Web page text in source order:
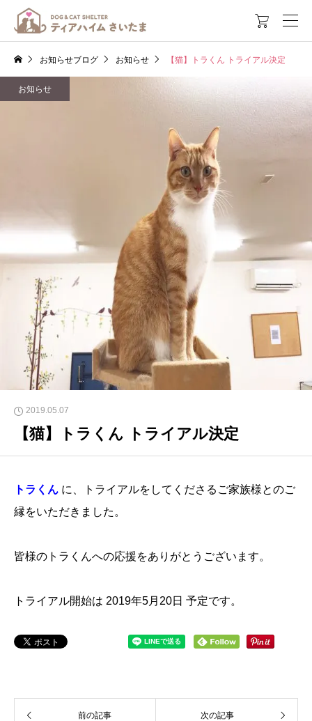

お知らせブログ お知らせ 【猫】トラくん トライアル決定
お知らせ
2019.05.07
【猫】トラくん トライアル決定
トラくん に、トライアルをしてくださるご家族様とのご
縁をいただきました。
皆様のトラくんへの応援をありがとうございます。
トライアル開始は 2019年5月20日 予定です。
前の記事 次の記事